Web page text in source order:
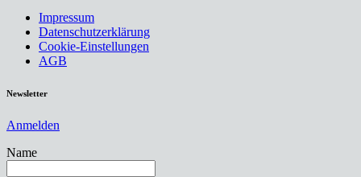
Impressum
Datenschutzerklärung
Cookie-Einstellungen
AGB
Newsletter
Anmelden
Name